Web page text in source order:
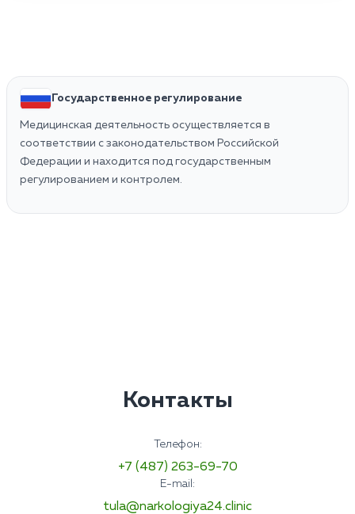
Государственное регулирование
Медицинская деятельность осуществляется в
соответствии с законодательством Российской
Федерации и находится под государственным
регулированием и контролем.
Контакты
Телефон:
+7 (487) 263-69-70
E-mail:
tula@narkologiya24.clinic